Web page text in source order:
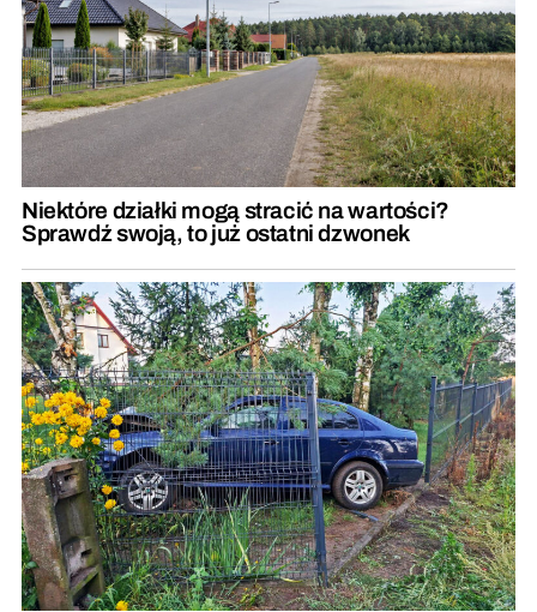
Niektóre działki mogą stracić na wartości?
Sprawdź swoją, to już ostatni dzwonek